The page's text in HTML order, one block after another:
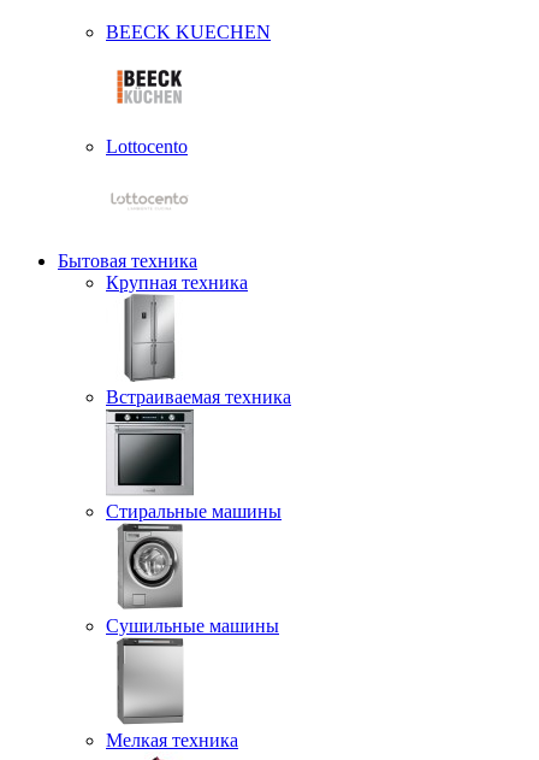
BEECK KUECHEN
Lottocento
Бытовая техника
Крупная техника
Встраиваемая техника
Стиральные машины
Сушильные машины
Мелкая техника